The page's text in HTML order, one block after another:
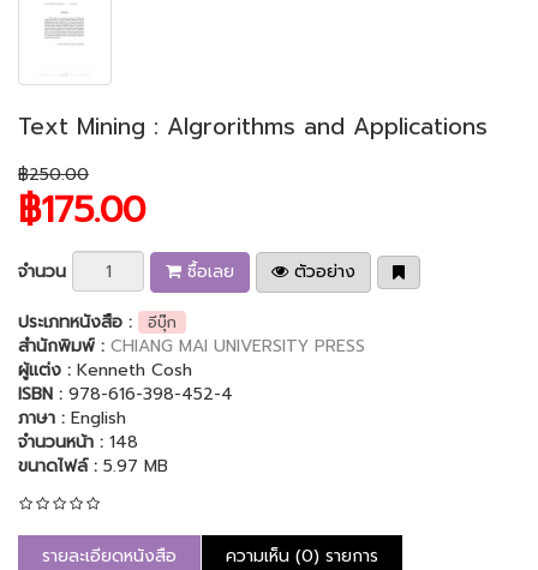
Text Mining : Algrorithms and Applications
฿250.00
฿175.00
จำนวน ซื้อเลย
ตัวอย่าง
ประเภทหนังสือ :
อีบุ๊ก
สำนักพิมพ์ : CHIANG MAI UNIVERSITY PRESS
ผู้แต่ง : Kenneth Cosh
ISBN : 978-616-398-452-4
ภาษา : English
จำนวนหน้า : 148
ขนาดไฟล์ : 5.97 MB
รายละเอียดหนังสือ ความเห็น (0) รายการ